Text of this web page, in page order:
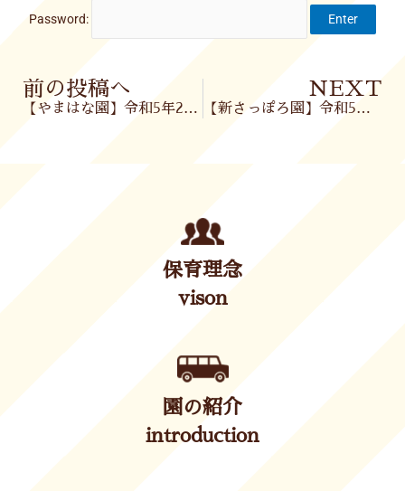
Password:
Prev
前の投稿へ
【やまはな園】令和5年2月1日(水)
NEXT
【新さっぽろ園】令和5年2月2日(木)
保育理念
vison
園の紹介
introduction